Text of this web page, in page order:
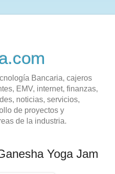
Bancaria, cajeros
EMV, internet, finanzas,
noticias, servicios,
de proyectos y
de la industria.
Yoga Jam